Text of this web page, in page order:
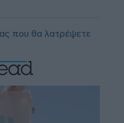
που θα λατρέψετε